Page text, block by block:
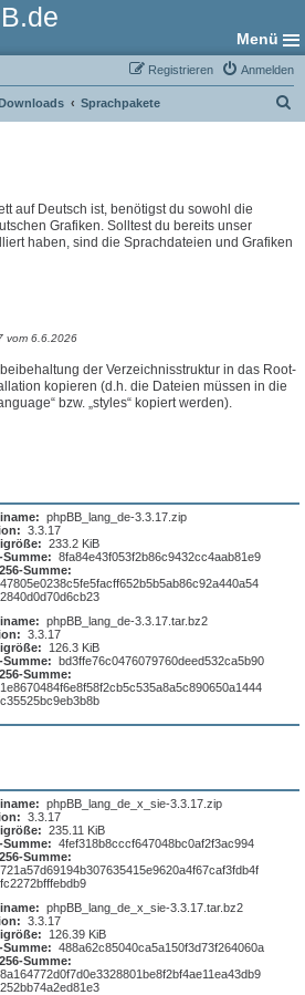
Menü
Anmelden
Registrieren
Sprachpakete
auf Deutsch ist, benötigst du sowohl die
Grafiken. Solltest du bereits unser
haben, sind die Sprachdateien und Grafiken
vom 6.6.2026
der Verzeichnisstruktur in das Root-
kopieren (d.h. die Dateien müssen in die
bzw. „styles“ kopiert werden).
phpBB_lang_de-3.3.17.zip
3.3.17
233.2 KiB
Summe: 8fa84e43f053f2b86c9432cc4aab81e9
Summe:
phpBB_lang_de-3.3.17.tar.bz2
3.3.17
126.3 KiB
Summe: bd3ffe76c0476079760deed532ca5b90
Summe:
phpBB_lang_de_x_sie-3.3.17.zip
3.3.17
235.11 KiB
Summe: 4fef318b8cccf647048bc0af2f3ac994
Summe:
phpBB_lang_de_x_sie-3.3.17.tar.bz2
3.3.17
126.39 KiB
Summe: 488a62c85040ca5a150f3d73f264060a
Summe: